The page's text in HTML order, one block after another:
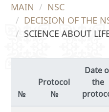
MAIN
NSC
DECISION OF THE
SCIENCE ABOUT
Protocol
№
Date
the